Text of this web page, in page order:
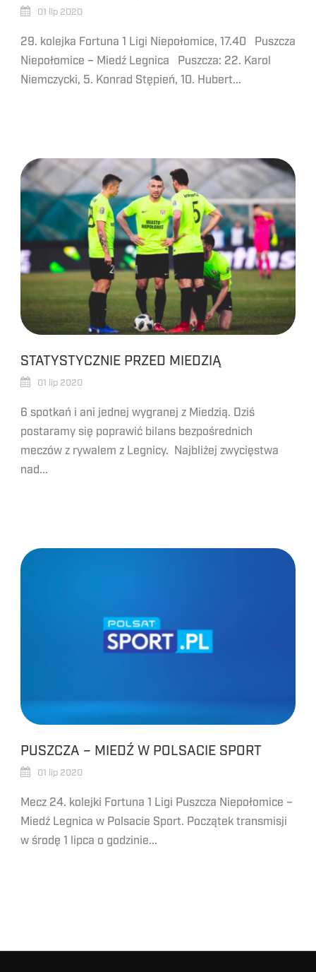
01 lip 2020
29. kolejka Fortuna 1 Ligi Niepołomice, 17.40 Puszcza
Niepołomice – Miedź Legnica Puszcza: 22. Karol
Niemczycki, 5. Konrad Stępień, 10. Hubert...
STATYSTYCZNIE PRZED MIEDZIĄ
01 lip 2020
6 spotkań i ani jednej wygranej z Miedzią. Dziś
postaramy się poprawić bilans bezpośrednich
meczów z rywalem z Legnicy. Najbliżej zwycięstwa
nad...
PUSZCZA – MIEDŹ W POLSACIE SPORT
01 lip 2020
Mecz 24. kolejki Fortuna 1 Ligi Puszcza Niepołomice –
Miedź Legnica w Polsacie Sport. Początek transmisji
w środę 1 lipca o godzinie...